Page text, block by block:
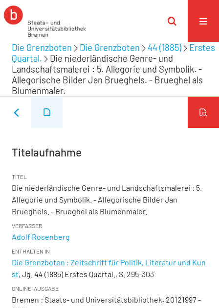
Die Grenzboten Die Grenzboten 44 (1885)
Erstes
Quartal.
Die niederländische Genre- und
Landschaftsmalerei : 5. Allegorie und Symbolik. -
Allegorische Bilder Jan Brueghels. - Brueghel als
Blumenmaler.
Titelaufnahme
TITEL
Die niederländische Genre- und Landschaftsmalerei : 5.
Allegorie und Symbolik. - Allegorische Bilder Jan
Brueghels. - Brueghel als Blumenmaler.
VERFASSER
Adolf Rosenberg
ENTHALTEN IN
Die Grenzboten : Zeitschrift für Politik, Literatur und Kun
st, Jg. 44 (1885) Erstes Quartal., S. 295-303
ONLINE-AUSGABE
Bremen : Staats- und Universitätsbibliothek, 20121997 -